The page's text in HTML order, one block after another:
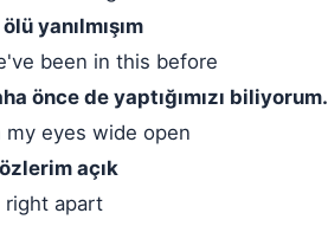
yanılmışım
been in this before
önce de yaptığımızı biliyorum.
eyes wide open
açık
right apart